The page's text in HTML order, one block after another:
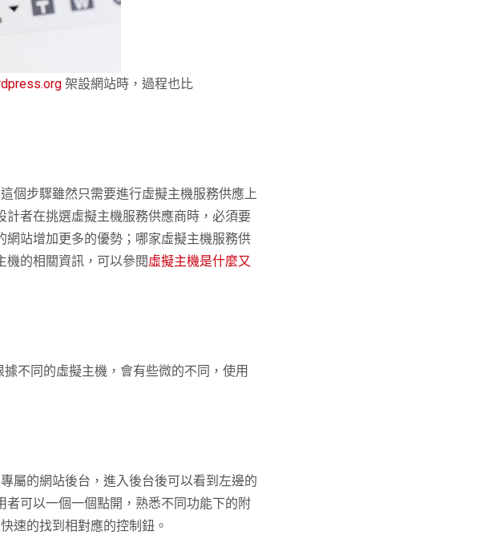
架設網站時，過程也比
個步驟雖然只需要進行虛擬主機服務供應上
者在挑選虛擬主機服務供應商時，必須要
站增加更多的優勢；哪家虛擬主機服務供
機的相關資訊，可以參閱虛擬主機是什麼又
不同的虛擬主機，會有些微的不同，使用
屬的網站後台，進入後台後可以看到左邊的
可以一個一個點開，熟悉不同功能下的附
速的找到相對應的控制鈕。